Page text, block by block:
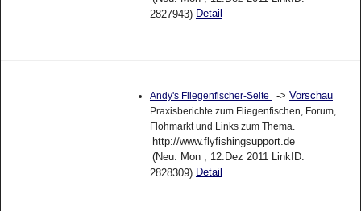
2827943) Detail
Andy's Fliegenfischer-Seite -> Vorschau
Praxisberichte zum Fliegenfischen, Forum,
Flohmarkt und Links zum Thema.
http://www.flyfishingsupport.de
(Neu: Mon , 12.Dez 2011 LinkID:
2828309) Detail